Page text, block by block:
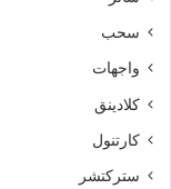
سحب
واجهات
كلادينق
كارتنول
ستركتشر